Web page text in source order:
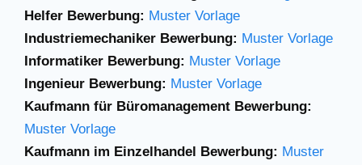
Helfer Bewerbung: Muster Vorlage
Industriemechaniker Bewerbung: Muster Vorlage
Informatiker Bewerbung: Muster Vorlage
Ingenieur Bewerbung: Muster Vorlage
Kaufmann für Büromanagement Bewerbung:
Muster Vorlage
Kaufmann im Einzelhandel Bewerbung: Muster